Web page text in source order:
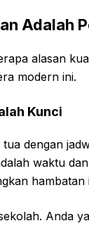
Adalah
alasan
modern ini.
Kunci
dengan
waktu
hambatan
Anda